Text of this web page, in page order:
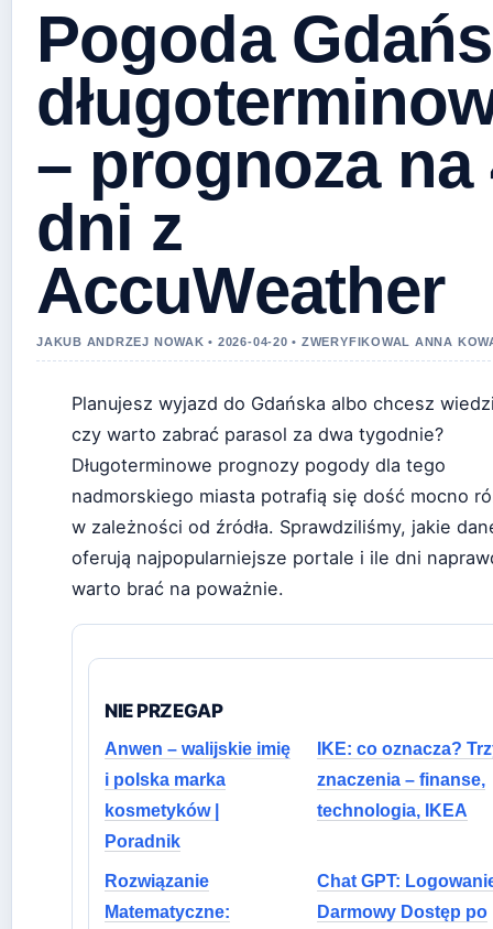
Pogoda
– prognoza na
dni z
AccuWeather
JAKUB ANDRZEJ NOWAK • 2026-04-20 • ZWERYFIKOWAL ANNA
Planujesz wyjazd do Gdańska albo chcesz
czy warto zabrać parasol za dwa tygodnie?
Długoterminowe prognozy pogody dla tego
nadmorskiego miasta potrafią się dość mocno
w zależności od źródła. Sprawdziliśmy, jakie
oferują najpopularniejsze portale i ile dni
warto brać na poważnie.
NIE PRZEGAP
Anwen – walijskie imię
i polska marka
kosmetyków |
Poradnik
IKE: co oznacza?
znaczenia – finanse,
technologia, IKEA
Rozwiązanie
Matematyczne:
Chat GPT:
Darmowy Dostęp po